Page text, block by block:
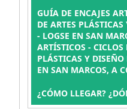
GUÍA DE ENCAJES
DE ARTES
- LOGSE EN SAN
ARTÍSTICOS - CICLOS
PLÁSTICAS Y DISEÑO
EN SAN MARCOS, A
¿CÓMO LLEGAR?